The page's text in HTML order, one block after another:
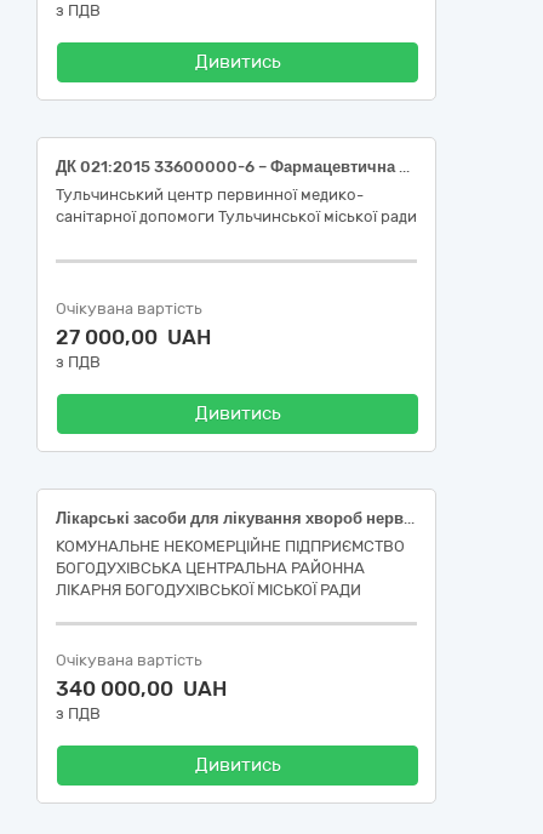
з ПДВ
Дивитись
ДК 021:2015 33600000-6 – Фармацевтична продукція (Salbutamol, Epinephrine, Metamizole sodium, Amiodarone, Amiodarone, Atropine, Dexamethasone, Acetylsalicylic acid, Glucose, Drotaverine, Enalapril, Enalapril, Ibuprofen, Isosorbide dinitrate, Ethanol, Medicinal charcoal, Diclofenac).
Тульчинський центр первинної медико-
санітарної допомоги Тульчинської міської ради
Очікувана вартість
27 000,00 UAH
з ПДВ
Дивитись
Лікарські засоби для лікування хвороб нервової системи та захворювань органів чуття
КОМУНАЛЬНЕ НЕКОМЕРЦІЙНЕ ПІДПРИЄМСТВО
БОГОДУХІВСЬКА ЦЕНТРАЛЬНА РАЙОННА
ЛІКАРНЯ БОГОДУХІВСЬКОЇ МІСЬКОЇ РАДИ
Очікувана вартість
340 000,00 UAH
з ПДВ
Дивитись